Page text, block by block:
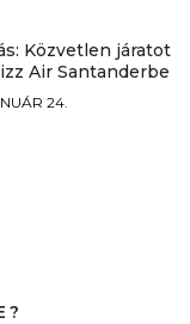
Közvetlen járatot
Air Santanderbe
24.